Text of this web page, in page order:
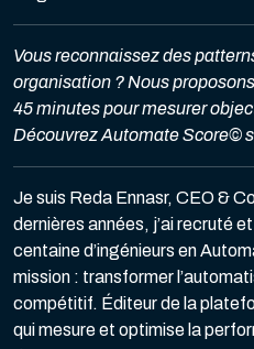
Vous reconnaissez des
organisation ? Nous
45 minutes pour mesurer
Découvrez Automate Score©
Je suis Reda Ennasr, CEO &
dernières années, j’ai recruté
centaine d’ingénieurs en
mission : transformer
compétitif. Éditeur de la
qui mesure et optimise la